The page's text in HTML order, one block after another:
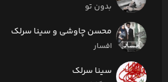
بدون تو
محسن چاوشی و سینا سرلک
افسار
سینا سرلک